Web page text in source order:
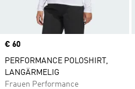
Price
€ 60
PERFORMANCE POLOSHIRT,
LANGÄRMELIG
Frauen Performance